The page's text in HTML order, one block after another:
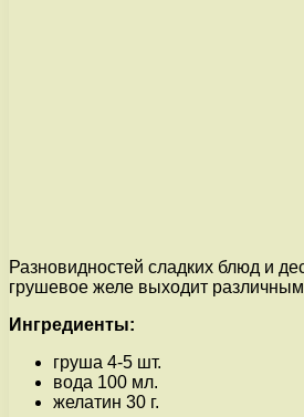
Разновидностей сладких блюд и
грушевое желе выходит
Ингредиенты:
груша 4-5 шт.
вода 100 мл.
желатин 30 г.